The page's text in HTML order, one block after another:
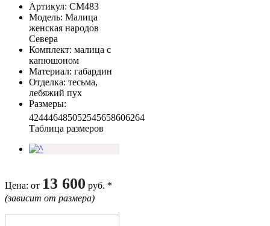
Артикул: СМ483
Модель: Малица
женская народов
Севера
Комплект: малица с
капюшоном
Материал: габардин
Отделка: тесьма,
лебяжий пух
Размеры:
424446485052545658606264
Таблица размеров
Цена: от 13 600 руб. *
(зависит от размера)